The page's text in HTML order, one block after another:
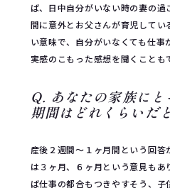
ば、日中自分がいない時の妻の
間に意外とお父さんが育児して
い意味で、自分がいなくても仕事
実感のこもった感想を聞くことも
Q. あなたの家族に
期間はどれくらいだ
産後２週間〜１ヶ月間という回
は３ヶ月、６ヶ月という意見も
ば仕事の都合もつきやすそう、